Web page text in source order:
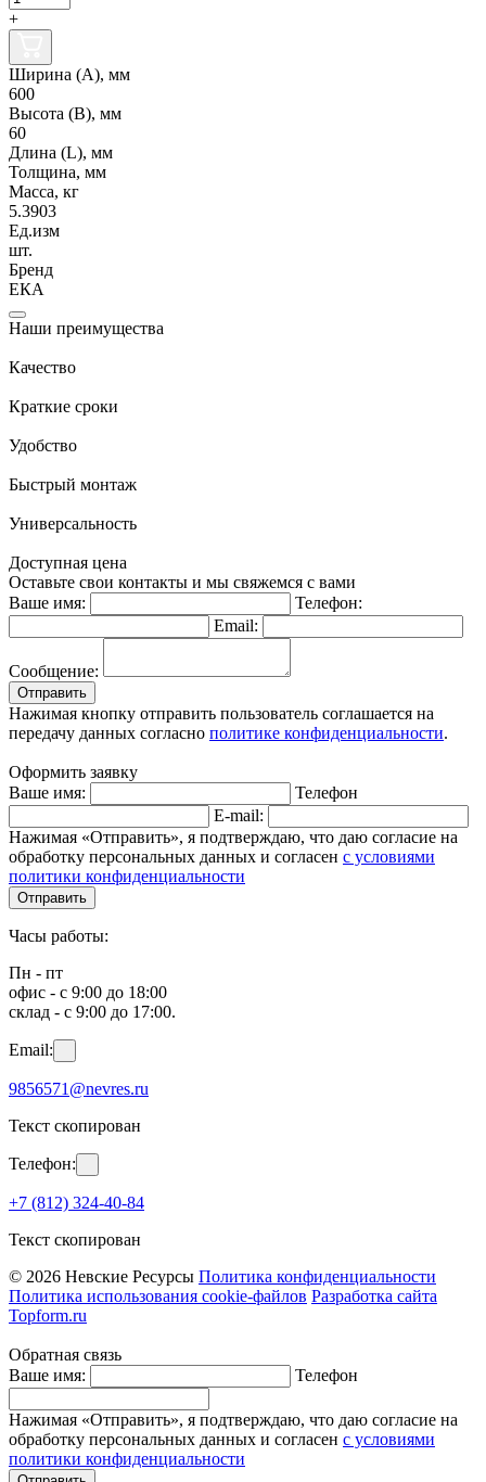
+
Ширина (А), мм
600
Высота (В), мм
60
Длина (L), мм
Толщина, мм
Масса, кг
5.3903
Ед.изм
шт.
Бренд
ЕКА
Наши преимущества
Качество
Краткие сроки
Удобство
Быстрый монтаж
Универсальность
Доступная цена
Оставьте свои контакты и мы свяжемся с вами
Ваше имя:
Телефон:
Email:
Сообщение:
Отправить
Нажимая кнопку отправить пользователь соглашается на
передачу данных согласно политике конфиденциальности.
Оформить заявку
Ваше имя:
Телефон
E-mail:
Нажимая «Отправить», я подтверждаю, что даю согласие на
обработку персональных данных и согласен с условиями
политики конфиденциальности
Отправить
Часы работы:
Пн - пт
офис - с 9:00 до 18:00
склад - с 9:00 до 17:00.
Email:
9856571@nevres.ru
Текст скопирован
Телефон:
+7 (812) 324-40-84
Текст скопирован
© 2026 Невские Ресурсы Политика конфиденциальности
Политика использования cookie-файлов Разработка сайта
Topform.ru
Обратная связь
Ваше имя:
Телефон
Нажимая «Отправить», я подтверждаю, что даю согласие на
обработку персональных данных и согласен с условиями
политики конфиденциальности